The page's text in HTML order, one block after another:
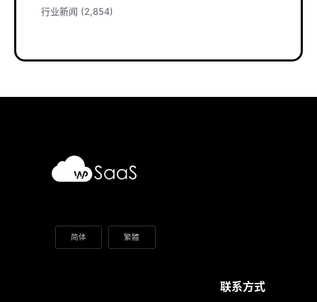
行业新闻 (2,854)
简体 繁體
联系方式